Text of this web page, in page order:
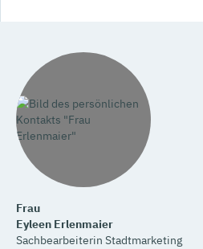
Frau
Eyleen Erlenmaier
Sachbearbeiterin Stadtmarketing